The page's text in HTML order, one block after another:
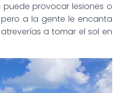
provocar lesiones o
a la gente le encanta
a tomar el sol en